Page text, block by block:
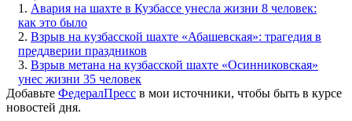
1. Авария на шахте в Кузбассе унесла жизни 8 человек:
как это было
2. Взрыв на кузбасской шахте «Абашевская»: трагедия в
преддверии праздников
3. Взрыв метана на кузбасской шахте «Осинниковская»
унес жизни 35 человек
Добавьте ФедералПресс в мои источники, чтобы быть в курсе
новостей дня.